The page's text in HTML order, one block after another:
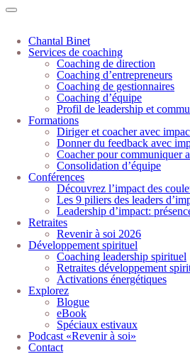
Chantal Binet
Services de coaching
Coaching de direction
Coaching d’entrepreneurs
Coaching de gestionnaires
Coaching d’équipe
Profil de leadership et
Formations
Diriger et coacher avec
Donner du feedback avec
Coacher pour communiquer
Consolidation d’équipe
Conférences
Découvrez l’impact des
Les 9 piliers des leaders
Leadership d’impact:
Retraites
Revenir à soi 2026
Développement spirituel
Coaching leadership spirituel
Retraites développement
Activations énergétiques
Explorez
Blogue
eBook
Spéciaux estivaux
Podcast «Revenir à soi»
Contact